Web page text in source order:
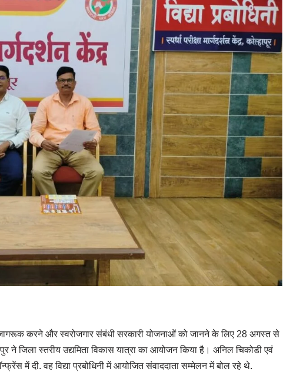
करने और स्वरोजगार संबंधी सरकारी योजनाओं को जानने के लिए 28 अगस्त से
ने जिला स्तरीय उद्यमिता विकास यात्रा का आयोजन किया है। अनिल चिकोडी एवं
में दी. वह विद्या प्रबोधिनी में आयोजित संवाददाता सम्मेलन में बोल रहे थे.